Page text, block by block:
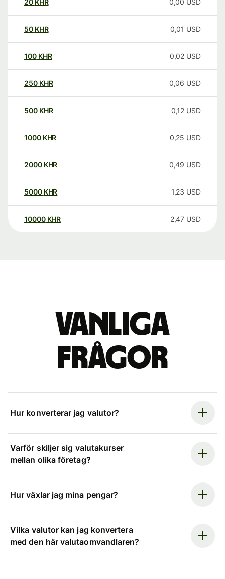
20 KHR 0,00 USD
50 KHR 0,01 USD
100 KHR 0,02 USD
250 KHR 0,06 USD
500 KHR 0,12 USD
1000 KHR 0,25 USD
2000 KHR 0,49 USD
5000 KHR 1,23 USD
10000 KHR 2,47 USD
Vanliga
frågor
Hur konverterar jag valutor?
Varför skiljer sig valutakurser
mellan olika företag?
Hur växlar jag mina pengar?
Vilka valutor kan jag konvertera
med den här valutaomvandlaren?